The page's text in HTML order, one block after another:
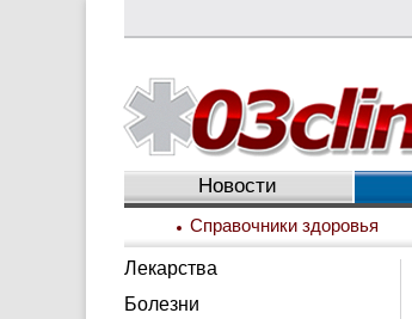
Новости
Справочники здоровья
Лекарства
Болезни